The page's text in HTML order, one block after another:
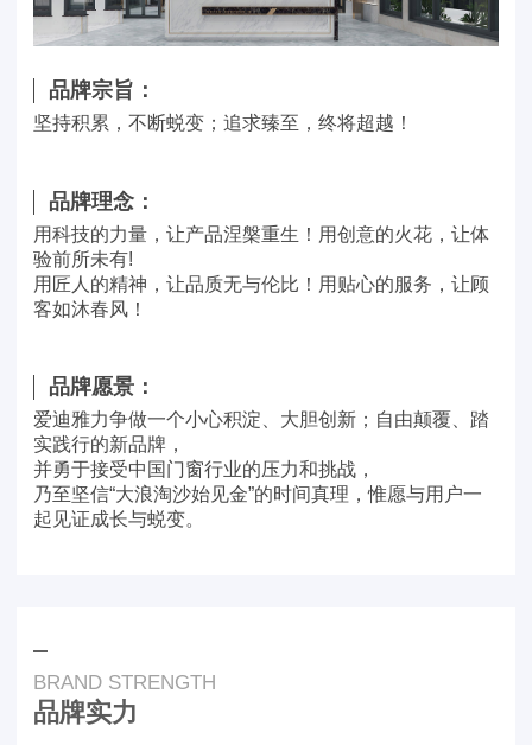
品牌宗旨：
坚持积累，不断蜕变；追求臻至，终将超越！
品牌理念：
用科技的力量，让产品涅槃重生！用创意的火花，让体
验前所未有!
用匠人的精神，让品质无与伦比！用贴心的服务，让顾
客如沐春风！
品牌愿景：
爱迪雅力争做一个小心积淀、大胆创新；自由颠覆、踏
实践行的新品牌，
并勇于接受中国门窗行业的压力和挑战，
乃至坚信“大浪淘沙始见金”的时间真理，惟愿与用户一
起见证成长与蜕变。
BRAND STRENGTH
品牌实力